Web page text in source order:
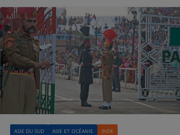
ASIE DU SUD ASIE ET OCÉANIE INDE